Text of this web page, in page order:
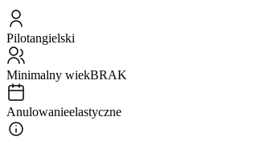
Pilotangielski
Minimalny wiekBRAK
Anulowanieelastyczne